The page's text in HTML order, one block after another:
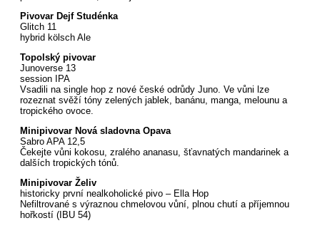
Pivovar Dejf Studénka
Glitch 11
hybrid kölsch Ale
Topolský pivovar
Junoverse 13
session IPA
Vsadili na single hop z nové české odrůdy Juno. Ve vůni lze
rozeznat svěží tóny zelených jablek, banánu, manga, melounu a
tropického ovoce.
Minipivovar Nová sladovna Opava
Sabro APA 12,5
Čekejte vůni kokosu, zralého ananasu, šťavnatých mandarinek a
dalších tropických tónů.
Minipivovar Želiv
historicky první nealkoholické pivo – Ella Hop
Nefiltrované s výraznou chmelovou vůní, plnou chutí a příjemnou
hořkostí (IBU 54)